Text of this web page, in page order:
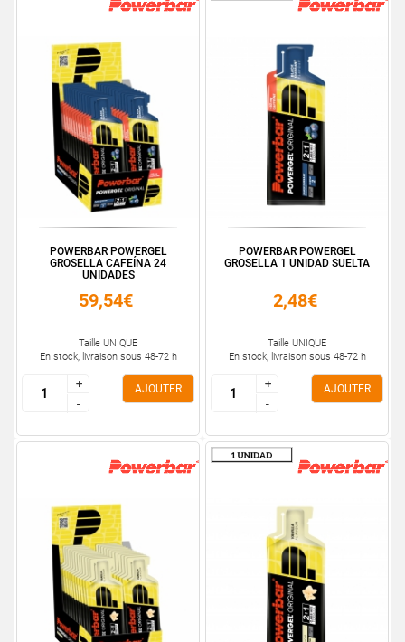
POWERBAR POWERGEL
GROSELLA CAFEÍNA 24
UNIDADES
59,54€
Taille UNIQUE
En stock, livraison sous 48-72 h
+
-
+
-
AJOUTER
POWERBAR POWERGEL
GROSELLA 1 UNIDAD SUELTA
2,48€
Taille UNIQUE
En stock, livraison sous 48-72 h
+
-
+
-
AJOUTER